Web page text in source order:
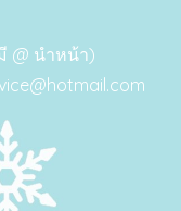
@ นำหน้า)